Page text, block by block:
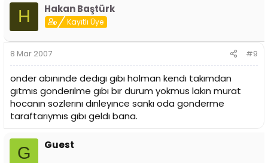
H Hakan Baştürk
Kayıtlı Üye
8 Mar 2007 #9
onder abınınde dedıgı gıbı holman kendı takımdan
gıtmıs gonderılme gıbı bır durum yokmus lakın murat
hocanın sozlerını dınleyınce sankı oda gonderme
taraftarıymıs gıbı geldı bana.
G Guest